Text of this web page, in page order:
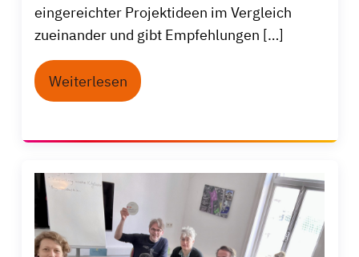
eingereichter Projektideen im Vergleich
zueinander und gibt Empfehlungen […]
Weiterlesen